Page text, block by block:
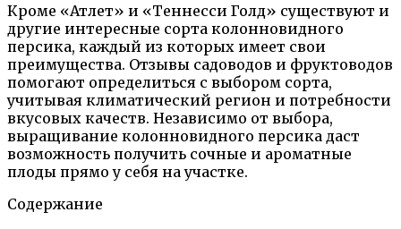
Кроме «Атлет» и «Теннесси Голд» существуют и
другие интересные сорта колонновидного
персика, каждый из которых имеет свои
преимущества. Отзывы садоводов и фруктоводов
помогают определиться с выбором сорта,
учитывая климатический регион и потребности
вкусовых качеств. Независимо от выбора,
выращивание колонновидного персика даст
возможность получить сочные и ароматные
плоды прямо у себя на участке.
Содержание